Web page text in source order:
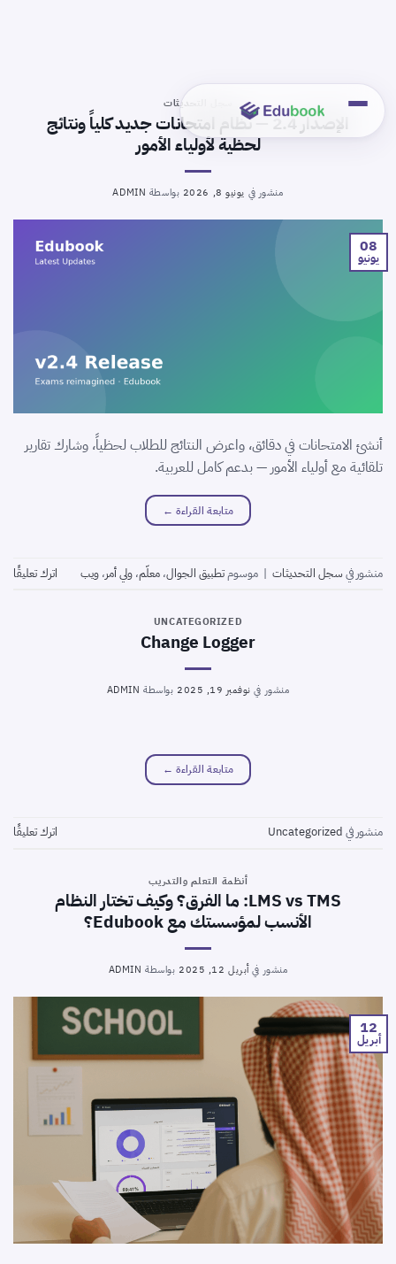
تخطي
للمحتوى
سجل التحديثات
الإصدار 2.4 — نظام امتحانات جديد كلياً ونتائج
لحظية لأولياء الأمور
منشور في يونيو 8, 2026 بواسطة ADMIN
08
يونيو
أنشئ الامتحانات في دقائق، واعرض النتائج للطلاب لحظياً، وشارك تقارير
تلقائية مع أولياء الأمور — بدعم كامل للعربية.
متابعة القراءة ←
منشور فيسجل التحديثات | موسوم تطبيق الجوال، معلّم، ولي أمر، ويب اترك تعليقًا
UNCATEGORIZED
Change Logger
منشور في نوفمبر 19, 2025 بواسطة ADMIN
متابعة القراءة ←
منشور في Uncategorized اترك تعليقًا
أنظمة التعلم والتدريب
LMS vs TMS: ما الفرق؟ وكيف تختار النظام
الأنسب لمؤسستك مع Edubook؟
منشور فيأبريل 12, 2025 بواسطة ADMIN
12
أبريل